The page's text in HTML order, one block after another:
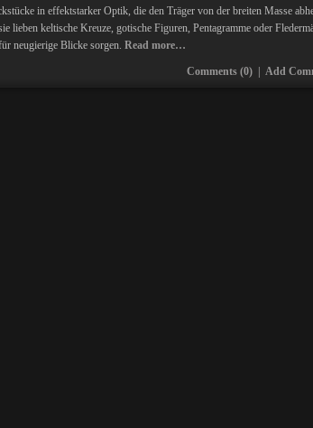
in effektstarker Optik, die den Träger von der breiten Masse
keltische Kreuze, gotische Figuren, Pentagramme oder
neugierige Blicke sorgen. Read more…
Comments (0) Add